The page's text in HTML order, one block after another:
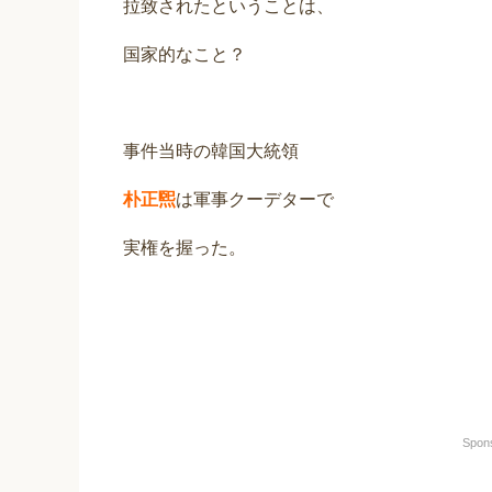
拉致されたということは、
国家的なこと？
事件当時の韓国大統領
朴正煕は軍事クーデターで
実権を握った。